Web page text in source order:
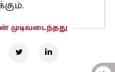
முடிவடைந்தது